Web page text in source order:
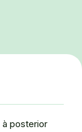
posterior